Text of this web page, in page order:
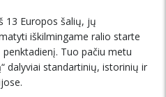
13 Europos šalių, jų
iškilmingame ralio starte
penktadienį. Tuo pačiu metu
dalyviai standartinių, istorinių ir